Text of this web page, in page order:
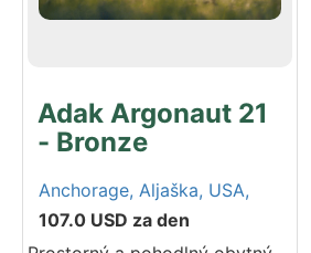
Adak Argonaut 21
- Bronze
Anchorage, Aljaška, USA,
107.0 USD za den